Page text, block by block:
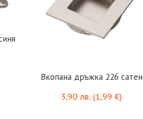
Вкопана дръжка 226 сатен
3,90лв. (1,99€)